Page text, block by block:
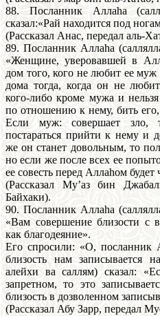
88. Посланник Аллаhа
сказал:«Рай находится под
(Рассказал Анас, передал аль-
89. Посланник Аллаhа
«Женщине, уверовавшей в
дом того, кого не любит ее муж
дома тогда, когда он не
кого-либо кроме мужа и
по отношению к нему, бить
Если муж: совершает зло,
постараться прийти к нему и
же он станет довольным, то
но если же после всех ее
ее совесть перед Аллаhом будет
(Рассказал Му’аз бин
Байхаки).
90. Посланник Аллаhа
«Вам совершение близости с
как благодеяние».
Его спросили: «О, посланник
близость нам записывается
алейхи ва саллям) сказал:
запретном, то это
близость в дозволенном
(Рассказал Абу Зарр, передал